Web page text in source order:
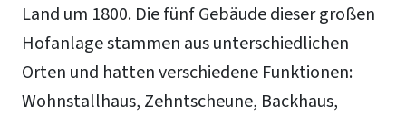
Land um 1800. Die fünf Gebäude dieser großen
Hofanlage stammen aus unterschiedlichen
Orten und hatten verschiedene Funktionen:
Wohnstallhaus, Zehntscheune, Backhaus,